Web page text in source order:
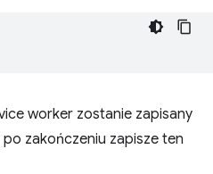
worker zostanie zapisany
po zakończeniu zapisze ten